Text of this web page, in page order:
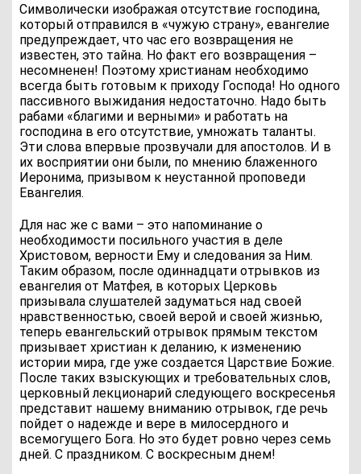
Символически изображая отсутствие господина,
который отправился в «чужую страну», евангелие
предупреждает, что час его возвращения не
известен, это тайна. Но факт его возвращения –
несомненен! Поэтому христианам необходимо
всегда быть готовым к приходу Господа! Но одного
пассивного выжидания недостаточно. Надо быть
рабами «благими и верными» и работать на
господина в его отсутствие, умножать таланты.
Эти слова впервые прозвучали для апостолов. И в
их восприятии они были, по мнению блаженного
Иеронима, призывом к неустанной проповеди
Евангелия.
Для нас же с вами – это напоминание о
необходимости посильного участия в деле
Христовом, верности Ему и следования за Ним.
Таким образом, после одиннадцати отрывков из
евангелия от Матфея, в которых Церковь
призывала слушателей задуматься над своей
нравственностью, своей верой и своей жизнью,
теперь евангельский отрывок прямым текстом
призывает христиан к деланию, к изменению
истории мира, где уже создается Царствие Божие.
После таких взыскующих и требовательных слов,
церковный лекционарий следующего воскресенья
представит нашему вниманию отрывок, где речь
пойдет о надежде и вере в милосердного и
всемогущего Бога. Но это будет ровно через семь
дней. С праздником. С воскресным днем!